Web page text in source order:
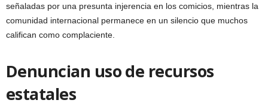
señaladas por una presunta injerencia en los comicios, mientras la
comunidad internacional permanece en un silencio que muchos
califican como complaciente.
Denuncian uso de recursos
estatales